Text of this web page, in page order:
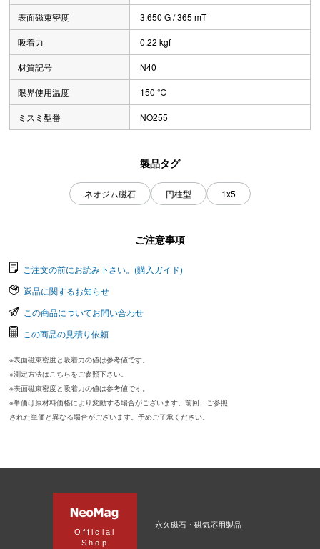
表面磁束密度 3,650 G / 365 mT
吸着力 0.22 kgf
材質記号 N40
限界使用温度 150 ℃
ミスミ型番 NO255
製品タグ
ネオジム磁石 円柱型 1x5
ご注意事項
ご注文の前にお読み下さい。(購入ガイド)
返品に関するお知らせ
この商品についてお問い合わせ
この商品の見積り依頼
※表面磁束密度と吸着力の値は参考値です。
※測定方法はこちらをご参照下さい。
※表面磁束密度と吸着力の値は参考値です。
※単価は原材料価格により変動する場合がございます。前回、ご参照
された単価と異なる場合がございます。予めご了承ください。
Official
Shop
永久磁石・磁気応用製品